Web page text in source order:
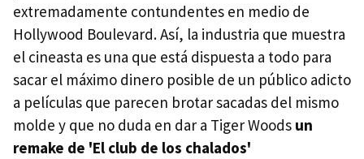
extremadamente contundentes en medio de
Hollywood Boulevard. Así, la industria que muestra
el cineasta es una que está dispuesta a todo para
sacar el máximo dinero posible de un público adicto
a películas que parecen brotar sacadas del mismo
molde y que no duda en dar a Tiger Woods un
remake de 'El club de los chalados'